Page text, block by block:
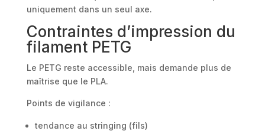
uniquement dans un seul axe.
Contraintes d’impression du
filament PETG
Le PETG reste accessible, mais demande plus de
maîtrise que le PLA.
Points de vigilance :
tendance au stringing (fils)